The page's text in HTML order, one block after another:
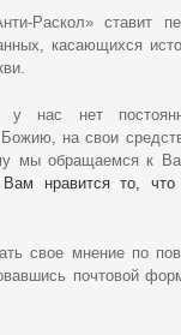
Раскол» ставит
касающихся
у нас нет
на свои
мы обращаемся к
Вам нравится то,
свое мнение по
почтовой